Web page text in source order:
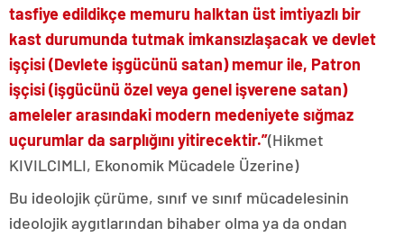
tasfiye edildikçe memuru halktan üst imtiyazlı bir
kast durumunda tutmak imkansızlaşacak ve devlet
işçisi (Devlete işgücünü satan) memur ile, Patron
işçisi (işgücünü özel veya genel işverene satan)
ameleler arasındaki modern medeniyete sığmaz
uçurumlar da sarplığını yitirecektir.”(Hikmet
KIVILCIMLI, Ekonomik Mücadele Üzerine)
Bu ideolojik çürüme, sınıf ve sınıf mücadelesinin
ideolojik aygıtlarından bihaber olma ya da ondan